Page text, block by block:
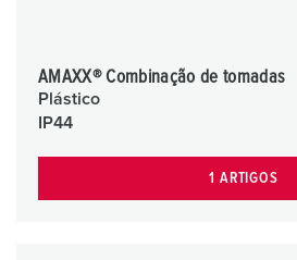
AMAXX® Combinação de tomadas
Plástico
IP44
1 ARTIGOS